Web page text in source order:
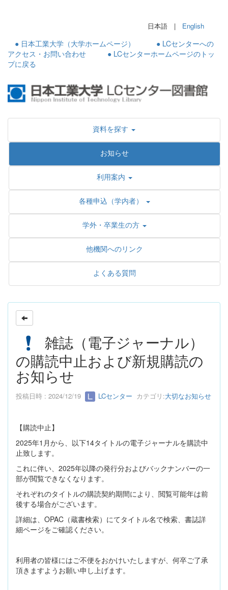
日本語 | English
● 日本工業大学（大学ホームページ）
● LCセンターへの
アクセス・お問い合わせ
● LCセンターホームページのトッ
プに戻る
資料を探す
お知らせ
利用案内
各種申込（学内者）
学外・卒業生の方
他機関へのリンク
よくある質問
雑誌（電子ジャーナル）
の購読中止および新規購読の
お知らせ
投稿日時 : 2024/12/19 LCセンター カテゴリ:大切なお知らせ
【購読中止】
2025年1 月から、以下14タイトルの電子ジャーナルを購読中
止致します。
これに伴い、 2025年以降の発行分およびバックナンバーの一
部が閲覧できなくなります。
それぞれのタイトルの購読契約期間により、閲覧可能年は前
後する場合がございます。
詳細は、 OPAC （蔵書検索）にてタイトル名で検索、書誌詳
細ページをご確認ください。
利用者の皆様にはご不便をおかけいたしますが、何卒ご了承
頂きますようお願い申し上げます。